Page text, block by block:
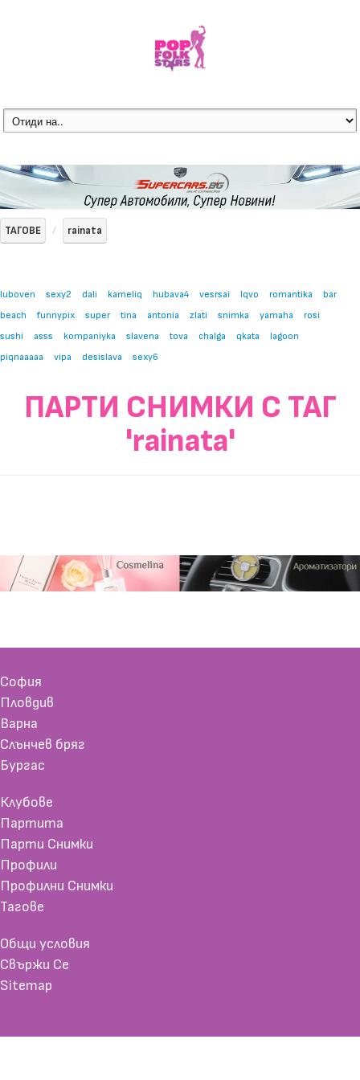
ТАГОВЕ rainata
luboven sexy2 dali kameliq hubava4 vesrsai lqvo romantika
bar
beach
funnypix super tina antonia zlati snimka yamaha
rosi
sushi
asss kompaniyka slavena tova chalga qkata
lagoon
piqnaaaaa
vipa desislava sexy6
ПАРТИ СНИМКИ С ТАГ
'rainata'
София
Пловдив
Варна
Слънчев бряг
Бургас
Клубове
Партита
Парти Снимки
Профили
Профилни Снимки
Тагове
Общи условия
Свържи Се
Sitemap